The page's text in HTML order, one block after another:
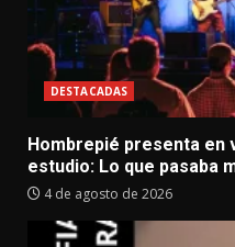
DESTACADAS
Hombrepié presenta en
estudio: Lo que pasaba
4 de agosto de 2026